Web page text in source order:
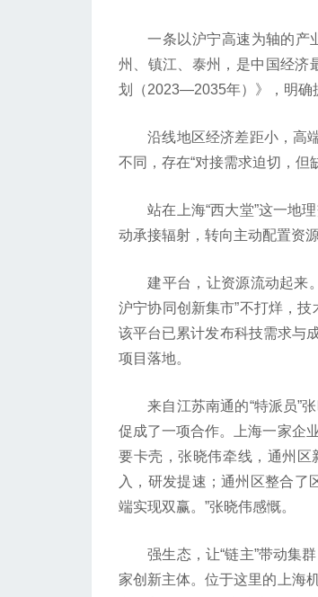
一条以沪宁高速为轴的产业
州、镇江、泰州，是中国经济
划（2023—2035年）》，明确
沿线地区经济差距小，高端
不同，存在“对接需求迫切，但
站在上海“西大堂”这一地理
动承接辐射，转向主动配置资源
建平台，让资源流动起来。
沪宁协同创新集市”不打烊，技
该平台已累计发布科技需求与
项目落地。
来自江苏南通的“特派员”张
促成了一项合作。上海一家企
要卡壳，张晓伟牵线，通州区
入，研发提速；通州区整合了
端实现双赢。”张晓伟感慨。
强生态，让“链主”带动集群
家创新主体。位于这里的上海